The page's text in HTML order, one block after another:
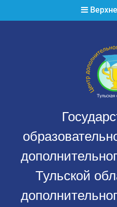
Тульской